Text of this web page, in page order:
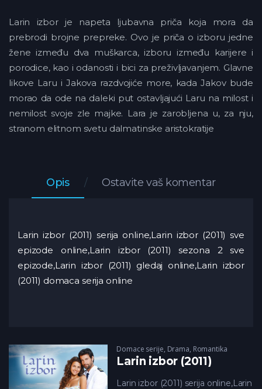
Larin izbor je napeta ljubavna priča koja mora da
prebrodi brojne prepreke. Ovo je priča o izboru jedne
žene između dva muškarca, izboru između karijere i
porodice, kao i odanosti i bici za preživljavanjem. Glavne
likove Laru i Jakova razdvojiće more, kada Jakov bude
morao da ode na daleki put ostavljajući Laru na milost i
nemilost svoje zle majke. Lara je zarobljena u, za nju,
stranom elitnom svetu dalmatinske aristokratije
Opis Ostavite vaš komentar
Larin izbor (2011) serija online,Larin izbor (2011) sve
epizode online,Larin izbor (2011) sezona 2 sve
epizode,Larin izbor (2011) gledaj online,Larin izbor
(2011) domaca serija online
Domace serije, Drama, Romantika
Larin izbor (2011)
Larin izbor (2011) serija online,Larin